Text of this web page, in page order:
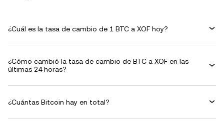
¿Cuál es la tasa de cambio de 1 BTC a XOF hoy?
¿Cómo cambió la tasa de cambio de BTC a XOF en las
últimas 24 horas?
¿Cuántas Bitcoin hay en total?